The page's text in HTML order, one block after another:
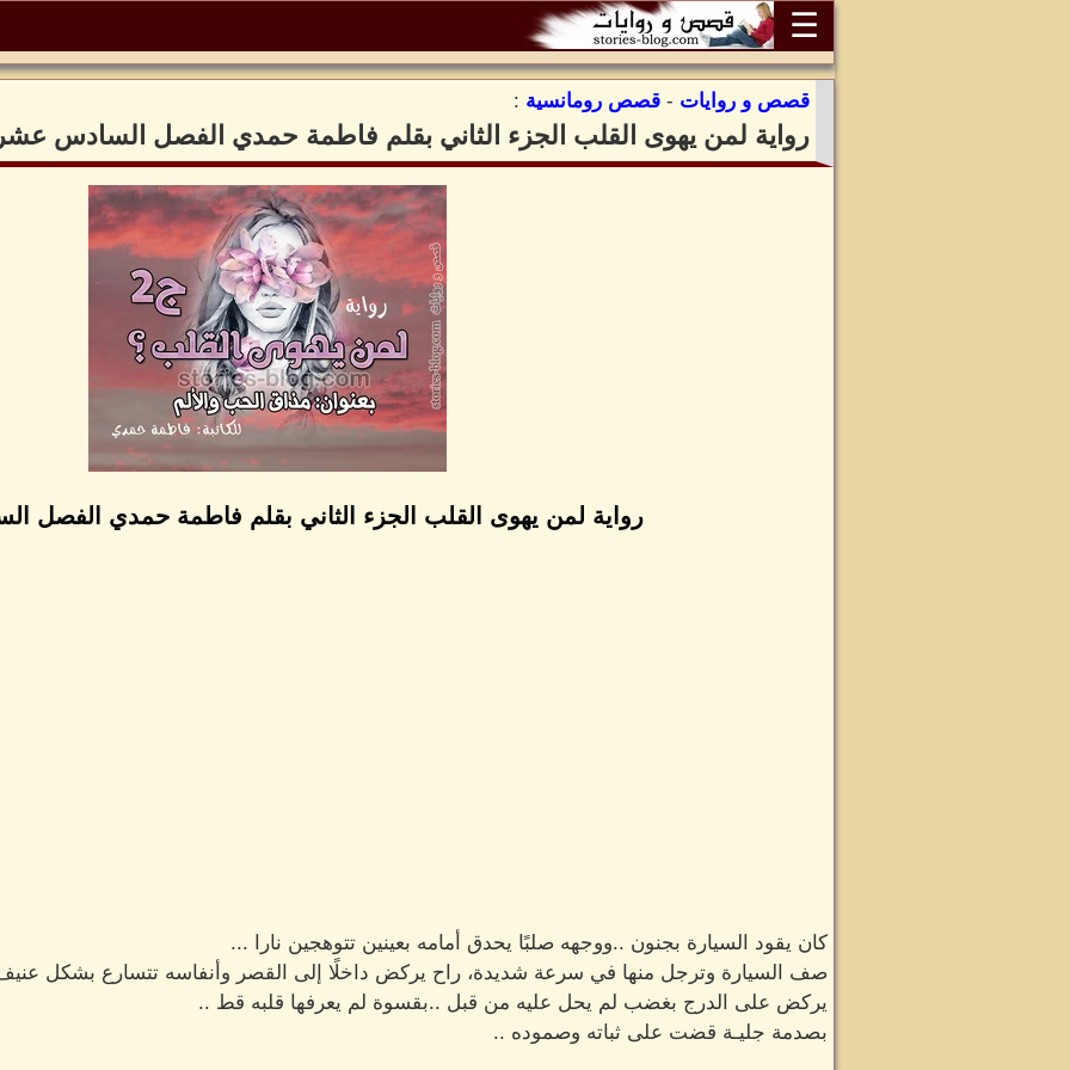
☰
قصص و روايات - قصص رومانسية :
رواية لمن يهوى القلب الجزء الثاني بقلم فاطمة حمدي الفصل السادس
رواية لمن يهوى القلب الجزء الثاني بقلم فاطمة حمدي الفصل
كان يقود السيارة بجنون ..ووجهه صلبًا يحدق أمامه بعينين تتوهجين نارا ...
صف السيارة وترجل منها في سرعة شديدة، راح يركض داخلًا إلى القصر وأنفاسه تتسارع بشكل
يركض على الدرج بغضب لم يحل عليه من قبل ..بقسوة لم يعرفها قلبه قط ..
بصدمة جليـة قضت على ثباته وصموده ..